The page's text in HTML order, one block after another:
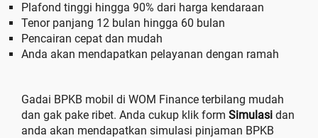
Plafond tinggi hingga 90% dari harga kendaraan
Tenor panjang 12 bulan hingga 60 bulan
Pencairan cepat dan mudah
Anda akan mendapatkan pelayanan dengan ramah
Gadai BPKB mobil di WOM Finance terbilang mudah
dan gak pake ribet. Anda cukup klik form Simulasi dan
anda akan mendapatkan simulasi pinjaman BPKB